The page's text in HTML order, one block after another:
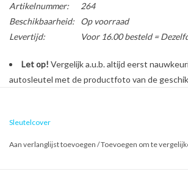
Artikelnummer:
264
Beschikbaarheid:
Op voorraad
Levertijd:
Voor 16.00 besteld =
Let op! Vergelijk a.u.b. altijd eerst
autosleutel met de productfoto van de
Sleutelcover
Aan verlanglijst toevoegen /Toevoegen om te